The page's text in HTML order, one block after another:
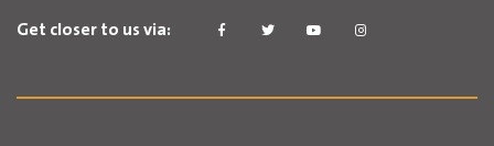
Get closer to us via: